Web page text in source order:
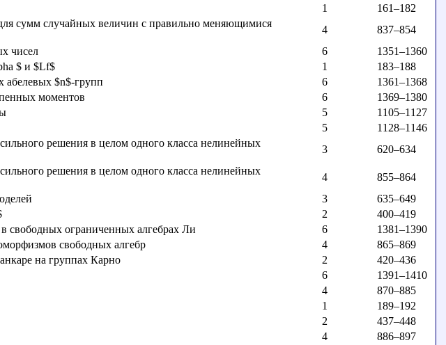
1
161–182
сумм случайных величин с правильно меняющимися
4
837–854
чисел 6
1351–1360
$ и $Lf$ 1
183–188
абелевых $n$-групп 6
1361–1368
моментов 6
1369–1380
5
1105–1127
5
1128–1146
решения в целом одного класса нелинейных
3
620–634
решения в целом одного класса нелинейных
4
855–864
3
635–649
2
400–419
свободных ограниченных алгебрах Ли 6
1381–1390
свободных алгебр 4
865–869
на группах Карно 2
420–436
6
1391–1410
4
870–885
1
189–192
2
437–448
4
886–897